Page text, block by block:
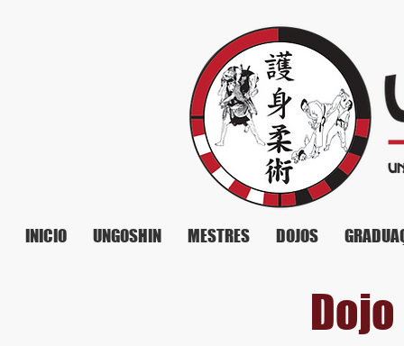
INICIO UNGOSHIN MESTRES DOJOS